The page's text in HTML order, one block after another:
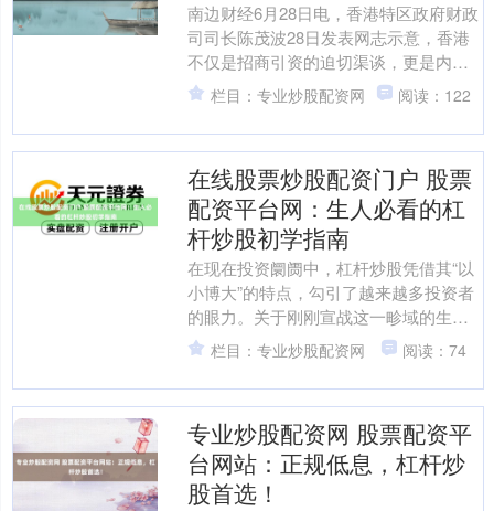
南边财经6月28日电，香港特区政府财政
司司长陈茂波28日发表网志示意，香港
不仅是招商引资的迫切渠谈，更是内地
企业和家具走向国际的“关键纽带”，以及
技巧改变与国际....
栏目：专业炒股配资网 阅读：122
在线股票炒股配资门户 股票
配资平台网：生人必看的杠
杆炒股初学指南
在现在投资阛阓中，杠杆炒股凭借其“以
小博大”的特点，勾引了越来越多投资者
的眼力。关于刚刚宣战这一畛域的生人
而言，意会杠杆炒股的旨趣、风险与操
作逻辑，是迈出隆重第....
栏目：专业炒股配资网 阅读：74
专业炒股配资网 股票配资平
台网站：正规低息，杠杆炒
股首选！